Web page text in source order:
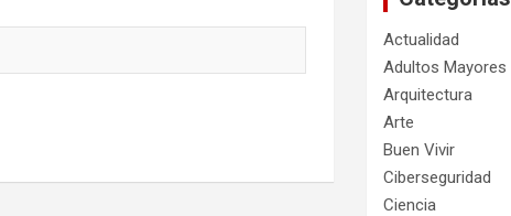
Actualidad
Adultos Mayores
Arquitectura
Arte
Buen Vivir
Ciberseguridad
Ciencia